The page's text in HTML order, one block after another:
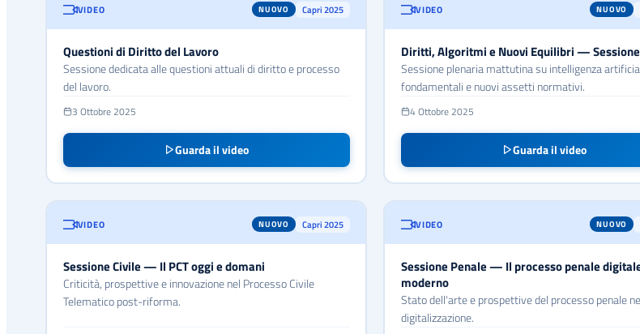
VIDEO NUOVO Capri 2025
Questioni di Diritto del Lavoro
Sessione dedicata alle questioni attuali di diritto e processo
del lavoro.
3 Ottobre 2025
Guarda il video
VIDEO NUOVO
Diritti, Algoritmi e Nuovi Equilibri —
Sessione plenaria mattutina su intelligenza
fondamentali e nuovi assetti normativi.
4 Ottobre 2025
Guarda il video
VIDEO NUOVO Capri 2025
Sessione Civile — Il PCT oggi e domani
Criticità, prospettive e innovazione nel Processo Civile
Telematico post-riforma.
VIDEO NUOVO
Sessione Penale — Il processo penale
moderno
Stato dell'arte e prospettive del processo penale
digitalizzazione.